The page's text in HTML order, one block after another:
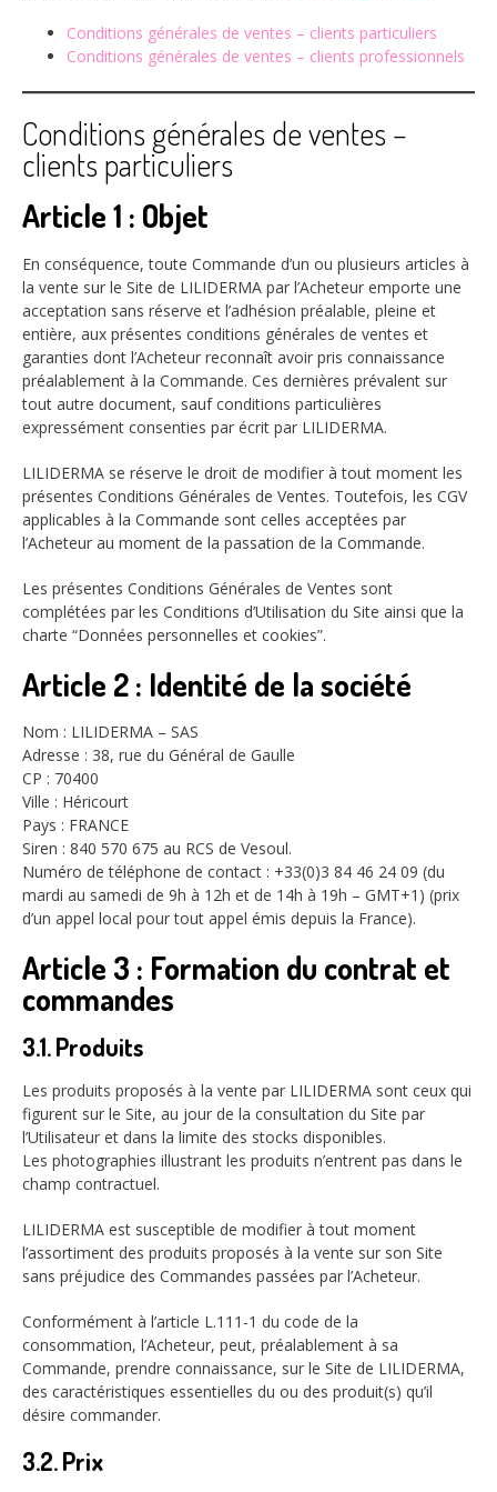
Conditions générales de ventes – clients particuliers
Conditions générales de ventes – clients professionnels
Conditions générales de ventes –
clients particuliers
Article 1 : Objet
En conséquence, toute Commande d’un ou plusieurs articles à
la vente sur le Site de LILIDERMA par l’Acheteur emporte une
acceptation sans réserve et l’adhésion préalable, pleine et
entière, aux présentes conditions générales de ventes et
garanties dont l’Acheteur reconnaît avoir pris connaissance
préalablement à la Commande. Ces dernières prévalent sur
tout autre document, sauf conditions particulières
expressément consenties par écrit par LILIDERMA.
LILIDERMA se réserve le droit de modifier à tout moment les
présentes Conditions Générales de Ventes. Toutefois, les CGV
applicables à la Commande sont celles acceptées par
l’Acheteur au moment de la passation de la Commande.
Les présentes Conditions Générales de Ventes sont
complétées par les Conditions d’Utilisation du Site ainsi que la
charte “Données personnelles et cookies”.
Article 2 : Identité de la société
Nom : LILIDERMA – SAS
Adresse : 38, rue du Général de Gaulle
CP : 70400
Ville : Héricourt
Pays : FRANCE
Siren : 840 570 675 au RCS de Vesoul.
Numéro de téléphone de contact : +33(0)3 84 46 24 09 (du
mardi au samedi de 9h à 12h et de 14h à 19h – GMT+1) (prix
d’un appel local pour tout appel émis depuis la France).
Article 3 : Formation du contrat et
commandes
3.1. Produits
Les produits proposés à la vente par LILIDERMA sont ceux qui
figurent sur le Site, au jour de la consultation du Site par
l’Utilisateur et dans la limite des stocks disponibles.
Les photographies illustrant les produits n’entrent pas dans le
champ contractuel.
LILIDERMA est susceptible de modifier à tout moment
l’assortiment des produits proposés à la vente sur son Site
sans préjudice des Commandes passées par l’Acheteur.
Conformément à l’article L.111-1 du code de la
consommation, l’Acheteur, peut, préalablement à sa
Commande, prendre connaissance, sur le Site de LILIDERMA,
des caractéristiques essentielles du ou des produit(s) qu’il
désire commander.
3.2. Prix